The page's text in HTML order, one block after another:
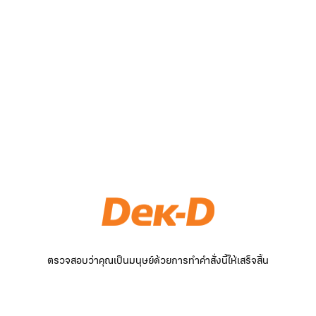
ตรวจสอบว่าคุณเป็นมนุษย์ด้วยการทำคำสั่งนี้ให้เสร็จสิ้น